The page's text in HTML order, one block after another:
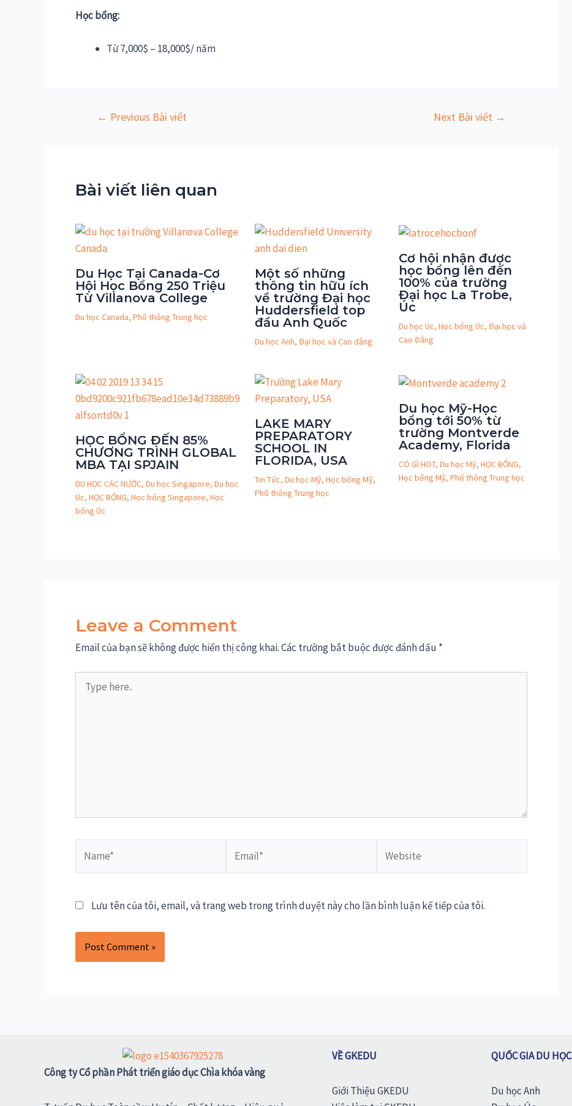
Học bổng:
Từ 7,000$ – 18,000$/ năm
← Previous Bài viết Next Bài viết →
Bài viết liên quan
Du Học Tại Canada-Cơ
Hội Học Bổng 250 Triệu
Từ Villanova College
Du học Canada, Phổ thông Trung học
Một số những
thông tin hữu ích
về trường Đại học
Huddersfield top
đầu Anh Quốc
Du học Anh, Đại học và Cao đẳng
Cơ hội nhận được
học bổng lên đến
100% của trường
Đại học La Trobe,
Úc
Du học Úc, Học bổng Úc, Đại học và
Cao Đẳng
HỌC BỔNG ĐẾN 85%
CHƯƠNG TRÌNH GLOBAL
MBA TẠI SPJAIN
DU HỌC CÁC NƯỚC, Du học Singapore, Du học
Úc, HỌC BỔNG, Học bổng Singapore, Học
bổng Úc
LAKE MARY
PREPARATORY
SCHOOL IN
FLORIDA, USA
Tin Tức, Du học Mỹ, Học bổng Mỹ,
Phổ thông Trung học
Du học Mỹ-Học
bổng tới 50% từ
trường Montverde
Academy, Florida
CÓ GÌ HOT, Du học Mỹ, HỌC BỔNG,
Học bổng Mỹ, Phổ thông Trung học
Leave a Comment
Email của bạn sẽ không được hiển thị công khai.Các trường bắt buộc được đánh dấu *
here..
Lưu tên của tôi, email, và trang web trong trình duyệt này cho lần bình luận kế tiếp của tôi.
Công ty Cổ phần Phát triển giáo dục Chìa khóa vàng
VỀ GKEDU
Giới Thiệu GKEDU
QUỐC GIA DU HỌC
Du học Anh